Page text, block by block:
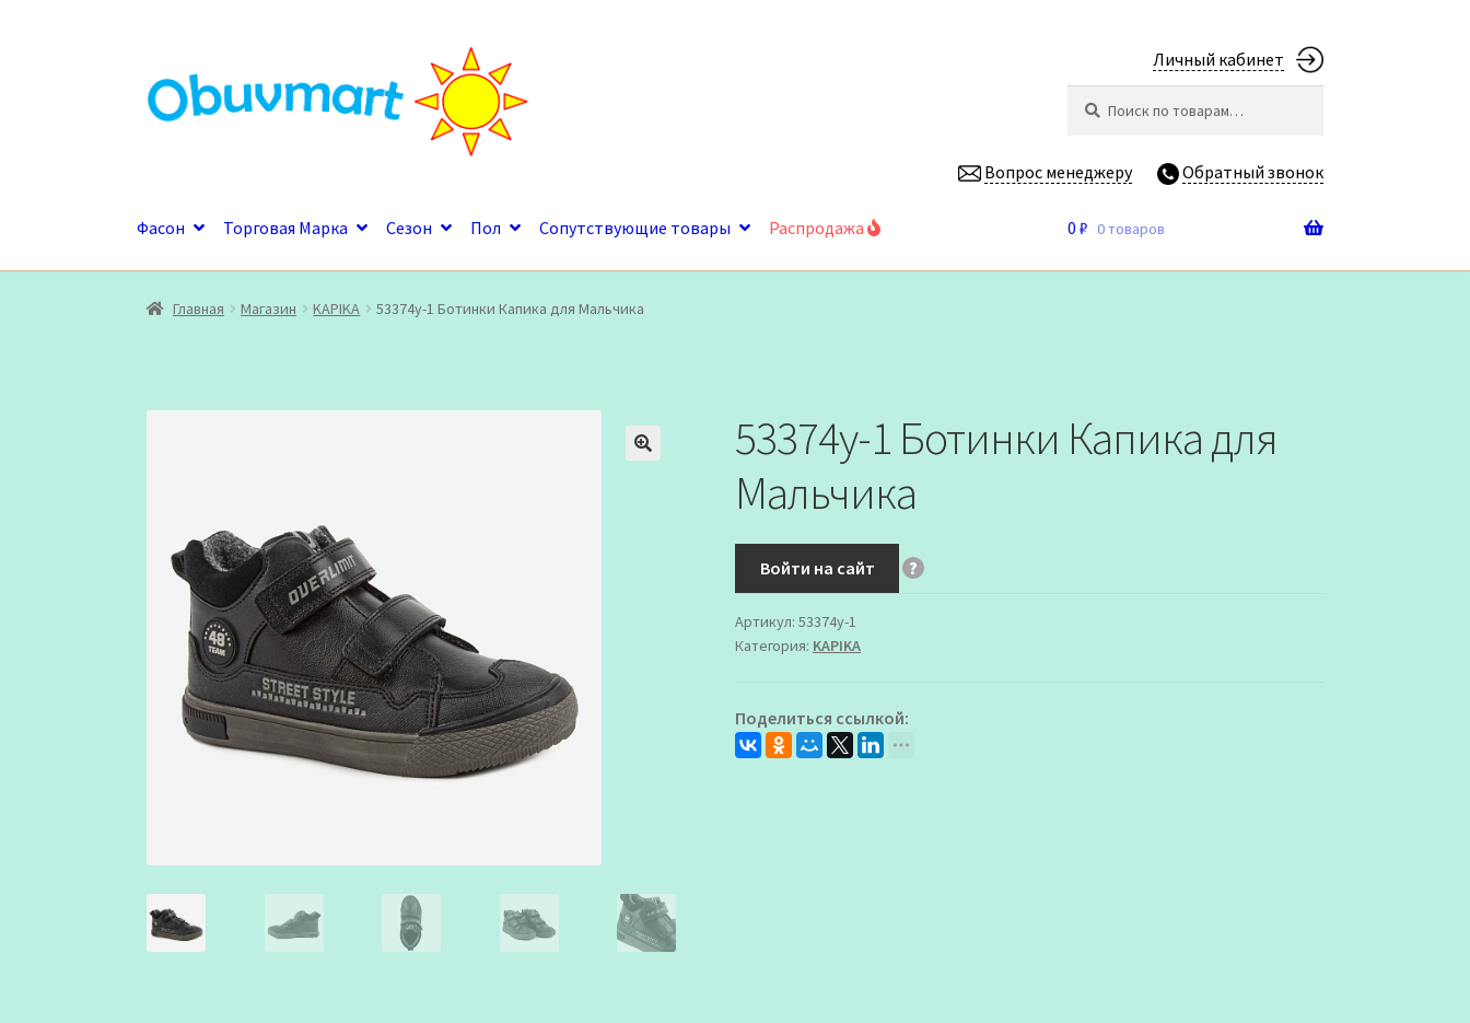
к
навигации
к
содержимому
Личный кабинет
Вопрос менеджеру Обратный звонок
Фасон Торговая Марка Сезон Пол Сопутствующие товары Распродажа 0 ₽ 0 товаров
Главная Магазин KAPIKA 53374у-1 Ботинки Капика для Мальчика
53374у-1 Ботинки Капика для
Мальчика
Войти на сайт ?
Артикул: 53374у-1
Категория: KAPIKA
Поделиться ссылкой: